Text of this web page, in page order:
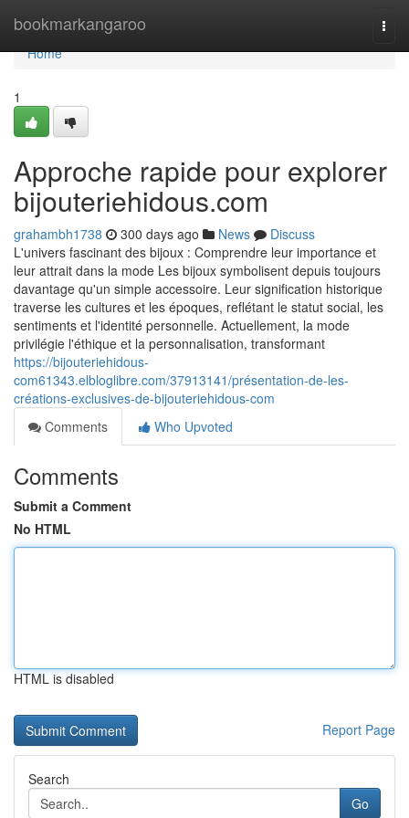
bookmarkangaroo
Home
Home
1
Approche rapide pour explorer
bijouteriehidous.com
grahambh1738 300 days ago News
Discuss
L'univers fascinant des bijoux : Comprendre leur importance et
leur attrait dans la mode Les bijoux symbolisent depuis toujours
davantage qu'un simple accessoire. Leur signification historique
traverse les cultures et les époques, reflétant le statut social, les
sentiments et l'identité personnelle. Actuellement, la mode
privilégie l'éthique et la personnalisation, transformant
https://bijouteriehidous-
com61343.elbloglibre.com/37913141/présentation-de-les-
créations-exclusives-de-bijouteriehidous-com
Comments
Who Upvoted
Comments
Submit a Comment
No HTML
HTML is disabled
Report Page
Search
Go